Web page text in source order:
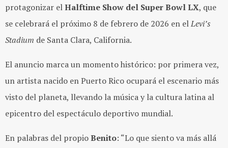
protagonizar elHalftime Show del Super Bowl LX, que
se celebrará el próximo 8 de febrero de 2026 en elLevi’s
Stadium de Santa Clara, California.
El anuncio marca un momento histórico: por primera vez,
un artista nacido en Puerto Rico ocupará el escenario más
visto del planeta, llevando la música y la cultura latina al
epicentro del espectáculo deportivo mundial.
En palabras del propioBenito: “Lo que siento va más allá